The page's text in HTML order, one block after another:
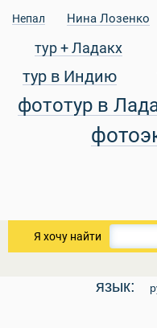
Непал Нина Лозенко
тур + Ладакх
тур в Индию
фототур в
Я хочу найти
язык: